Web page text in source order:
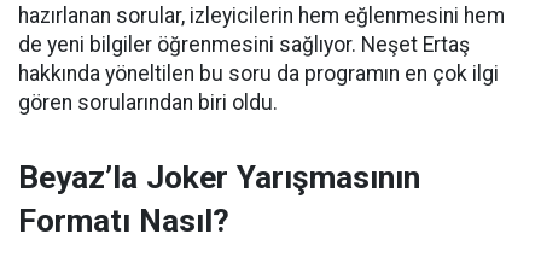
hazırlanan sorular, izleyicilerin hem eğlenmesini hem
de yeni bilgiler öğrenmesini sağlıyor. Neşet Ertaş
hakkında yöneltilen bu soru da programın en çok ilgi
gören sorularından biri oldu.
Beyaz’la Joker Yarışmasının
Formatı Nasıl?